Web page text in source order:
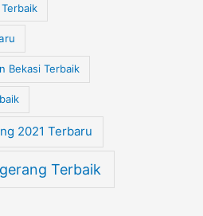
Bekasi Terbaik
2021 Terbaru
Terbaik